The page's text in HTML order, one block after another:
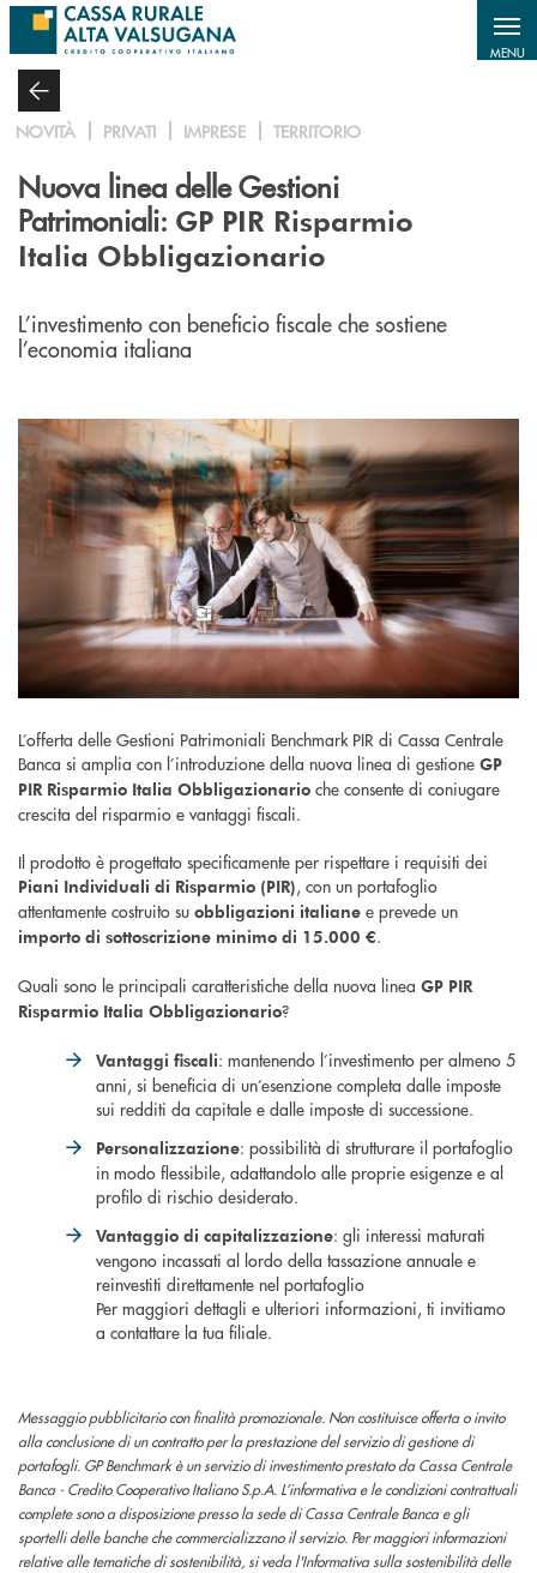
Salta al contenuto principale
MENU
NOVITÀ PRIVATI IMPRESE TERRITORIO
Nuova linea delle Gestioni
Patrimoniali: GP PIR Risparmio
Italia Obbligazionario
L’investimento con beneficio fiscale che sostiene
l’economia italiana
L’offerta delle Gestioni Patrimoniali Benchmark PIR di Cassa Centrale
Banca si amplia con l’introduzione della nuova linea di gestione GP
PIR Risparmio Italia Obbligazionario che consente di coniugare
crescita del risparmio e vantaggi fiscali.
Il prodotto è progettato specificamente per rispettare i requisiti dei
Piani Individuali di Risparmio (PIR), con un portafoglio
attentamente costruito su obbligazioni italiane e prevede un
importo di sottoscrizione minimo di 15.000 €.
Quali sono le principali caratteristiche della nuova linea GP PIR
Risparmio Italia Obbligazionario?
Vantaggi fiscali: mantenendo l’investimento per almeno 5
anni, si beneficia di un’esenzione completa dalle imposte
sui redditi da capitale e dalle imposte di successione.
Personalizzazione: possibilità di strutturare il portafoglio
in modo flessibile, adattandolo alle proprie esigenze e al
profilo di rischio desiderato.
Vantaggio di capitalizzazione: gli interessi maturati
vengono incassati al lordo della tassazione annuale e
reinvestiti direttamente nel portafoglio
Per maggiori dettagli e ulteriori informazioni, ti invitiamo
a contattare la tua filiale.
Messaggio pubblicitario con finalità promozionale. Non costituisce offerta o invito
alla conclusione di un contratto per la prestazione del servizio di gestione di
portafogli. GP Benchmark è un servizio di investimento prestato da Cassa Centrale
Banca - Credito Cooperativo Italiano S.p.A. L’informativa e le condizioni contrattuali
complete sono a disposizione presso la sede di Cassa Centrale Banca e gli
sportelli delle banche che commercializzano il servizio. Per maggiori informazioni
relative alle tematiche di sostenibilità, si veda l'Informativa sulla sostenibilità delle